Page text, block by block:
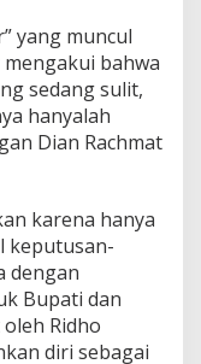
yang muncul
bahwa
sedang sulit,
hanyalah
Dian Rachmat
karena hanya
keputusan-
dengan
Bupati dan
Ridho
diri sebagai